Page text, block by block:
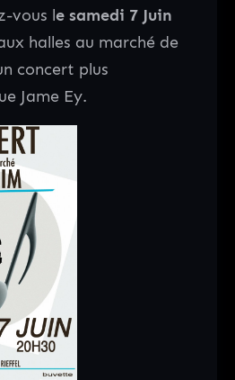
vous le samedi 7 Juin
halles au marché de
concert plus
Jame Ey.